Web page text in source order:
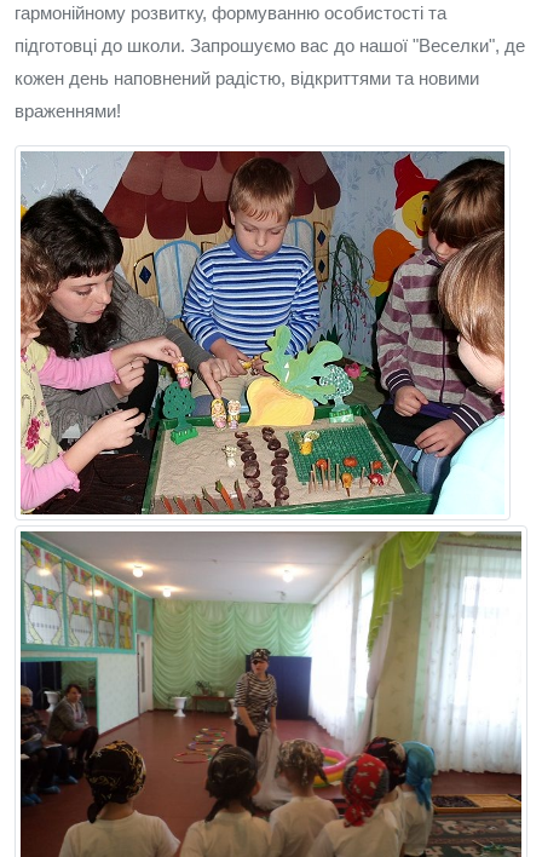
гармонійному розвитку, формуванню особистості та
підготовці до школи. Запрошуємо вас до нашої "Веселки", де
кожен день наповнений радістю, відкриттями та новими
враженнями!